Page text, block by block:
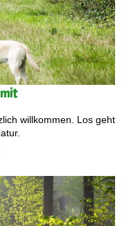
willkommen. Los geht